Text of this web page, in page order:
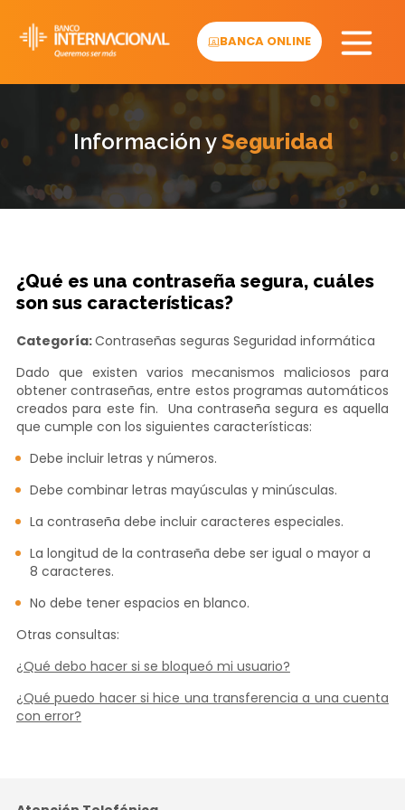
content
BANCA ONLINE
Información ySeguridad
¿Qué es una contraseña segura, cuáles
son sus características?
Categoría:Contraseñas seguras Seguridad informática
Dado que existen varios mecanismos maliciosos para
obtener contraseñas, entre estos programas automáticos
creados para este fin. Una contraseña segura es aquella
que cumple con los siguientes características:
Debe incluir letras y números.
Debe combinar letras mayúsculas y minúsculas.
La contraseña debe incluir caracteres especiales.
La longitud de la contraseña debe ser igual o mayor a
8 caracteres.
No debe tener espacios en blanco.
Otras consultas:
¿Qué debo hacer si se bloqueó mi usuario?
¿Qué puedo hacer si hice una transferencia a una cuenta
con error?